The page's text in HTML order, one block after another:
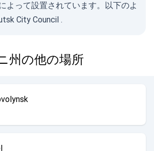
よって設置されています。以下のよ
City Council .
州の他の場所